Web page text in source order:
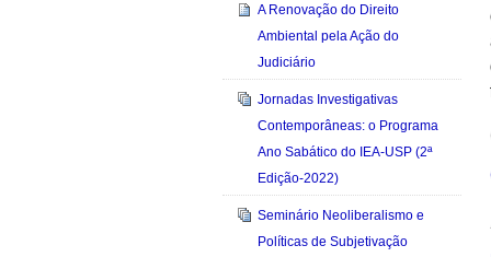
A Renovação do Direito
Ambiental pela Ação do
Judiciário
Jornadas Investigativas
Contemporâneas: o Programa
Ano Sabático do IEA-USP (2ª
Edição-2022)
Seminário Neoliberalismo e
Políticas de Subjetivação